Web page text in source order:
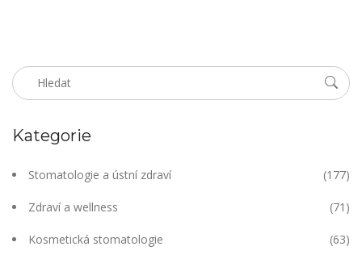
Kategorie
Stomatologie a ústní zdraví (177)
Zdraví a wellness (71)
Kosmetická stomatologie (63)